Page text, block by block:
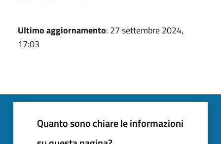
Ultimo aggiornamento: 27 settembre 2024,
17:03
Quanto sono chiare le informazioni